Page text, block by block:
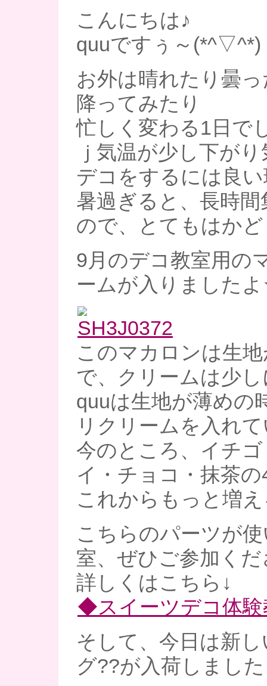
こんにちは♪
quuですぅ～(*^▽^*)
お外は晴れたり曇
降ってみたり
忙しく変わる1日で
ｊ気温が少し下が
デコをするには良
暑過ぎると、長時
ので、とてもはか
9月のデコ教室用の
ームが入りました
このマカロンは生
で、クリームは少
quuは生地が薄めの
リクリームを入れ
今のところ、イチ
イ・チョコ・抹茶
これからもっと増
こちらのパーツが
室、ぜひご参加く
詳しくはこちら↓
◆スイーツデコ体
そして、今日は新
グ??が入荷しまし